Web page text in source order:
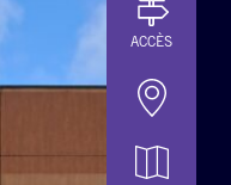
ACCÈS